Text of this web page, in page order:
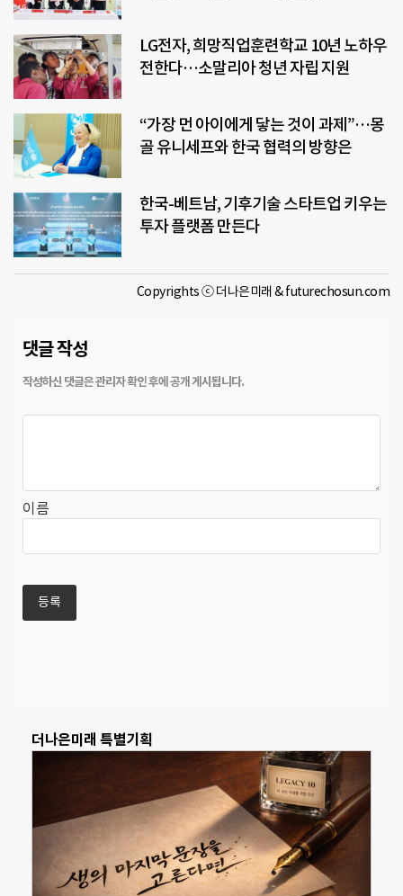
LG전자, 희망직업훈련학교 10년 노하우
전한다…소말리아 청년 자립 지원
“가장 먼 아이에게 닿는 것이 과제”…몽
골 유니세프와 한국 협력의 방향은
한국-베트남, 기후기술 스타트업 키우는
투자 플랫폼 만든다
Copyrights ⓒ 더나은미래 & futurechosun.com
댓글 작성
이름
더나은미래 특별기획